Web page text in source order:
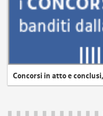
Concorsi in atto e